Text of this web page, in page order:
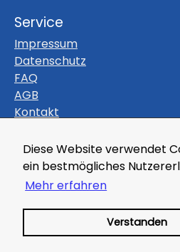
Diese Website verwendet
ein bestmögliches
Mehr erfahren
Verstanden
Service
Impressum
Datenschutz
FAQ
AGB
Kontakt
Themen
Gutscheine
Veranstaltungen
Branchenbuch